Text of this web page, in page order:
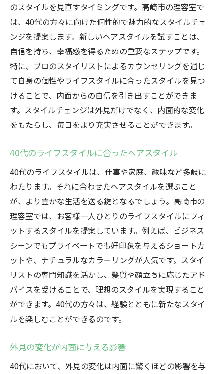
のスタイルを見直すタイミングです。高崎市の理容室で
は、40代の方々に向けた個性的で魅力的なスタイルチェ
ンジを提案します。新しいヘアスタイルを試すことは、
自信を持ち、幸福感を得るための重要なステップです。
特に、プロのスタイリストによるカウンセリングを通じ
て自身の個性やライフスタイルに合ったスタイルを見つ
けることで、内面からの自信を引き出すことができま
す。スタイルチェンジは外見だけでなく、内面的な変化
をもたらし、毎日をより充実させることができます。
40代のライフスタイルに合ったヘアスタイル
40代のライフスタイルは、仕事や家庭、趣味など多岐に
わたります。それに合わせたヘアスタイルを選ぶこと
が、より豊かな生活を送る鍵となるでしょう。高崎市の
理容室では、お客様一人ひとりのライフスタイルにフィ
ットするスタイルを提案しています。例えば、ビジネス
シーンでもプライベートでも好印象を与えるショートカ
ットや、ナチュラルなカラーリングが人気です。スタイ
リストの専門知識を活かし、髪質や顔立ちに応じたアド
バイスを受けることで、理想のスタイルを実現すること
ができます。40代の方々は、経験とともに新たなスタイ
ルを楽しむことができるのです。
外見の変化が内面に与える影響
40代において、外見の変化は内面に驚くほどの影響を与